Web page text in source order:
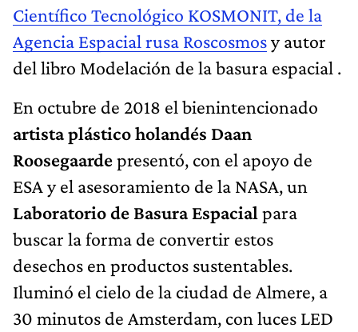
Científico Tecnológico KOSMONIT, de la
Agencia Espacial rusa Roscosmosy autor
del libro Modelación de la basura espacial .
En octubre de 2018 el bienintencionado
artista plástico holandés Daan
Roosegaardepresentó, con el apoyo de
ESA y el asesoramiento de la NASA, un
Laboratorio de Basura Espacial para
buscar la forma de convertir estos
desechos en productos sustentables.
Iluminó el cielo de la ciudad de Almere, a
30 minutos de Amsterdam, con luces LED